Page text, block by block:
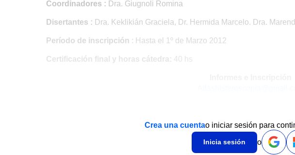
Coordinadores : Dra. Giugnoli Romina
Disertantes : Dra. Keklikián Graciela, Dr. Hermida Marcelo. Dra.
Período de inscripción : Hasta el 1º de Marzo 2012
Certificación final y horas cátedra: 40 hs
Crea una cuentao iniciar sesión para
Inicia sesión o